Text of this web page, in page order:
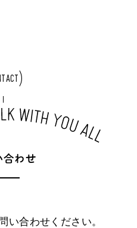
合わせ
い合わせください。